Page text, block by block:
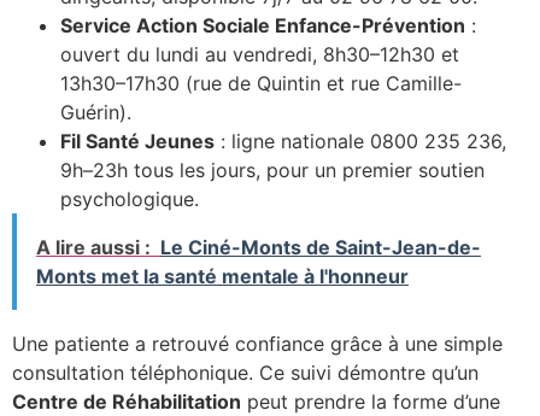
Service Action Sociale Enfance-Prévention :
ouvert du lundi au vendredi, 8h30–12h30 et
13h30–17h30 (rue de Quintin et rue Camille-
Guérin).
Fil Santé Jeunes : ligne nationale 0800 235 236,
9h–23h tous les jours, pour un premier soutien
psychologique.
A lire aussi : Le Ciné-Monts de Saint-Jean-de-
Monts met la santé mentale à l'honneur
Une patiente a retrouvé confiance grâce à une simple
consultation téléphonique. Ce suivi démontre qu’un
Centre de Réhabilitation peut prendre la forme d’une